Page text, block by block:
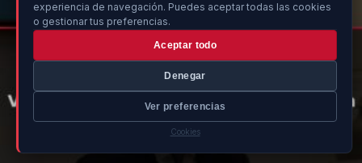
experiencia de navegación. Puedes aceptar todas las cookies
o gestionar tus preferencias.
Aceptar todo
Denegar
Ver preferencias
Cookies